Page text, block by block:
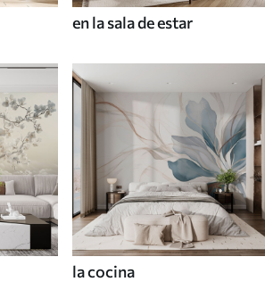
en la sala de estar
la cocina